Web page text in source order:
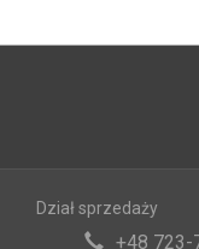
Dział sprzedaży
+48 723-